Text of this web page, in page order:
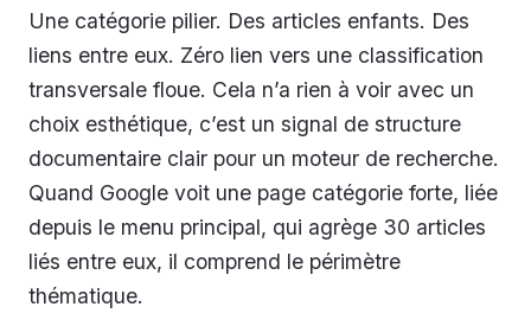
Une catégorie pilier. Des articles enfants. Des
liens entre eux. Zéro lien vers une classification
transversale floue. Cela n’a rien à voir avec un
choix esthétique, c’est un signal de structure
documentaire clair pour un moteur de recherche.
Quand Google voit une page catégorie forte, liée
depuis le menu principal, qui agrège 30 articles
liés entre eux, il comprend le périmètre
thématique.